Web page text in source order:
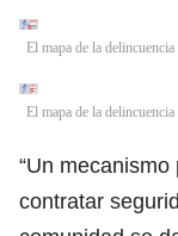
El mapa de la
El mapa de la
“Un
contratar